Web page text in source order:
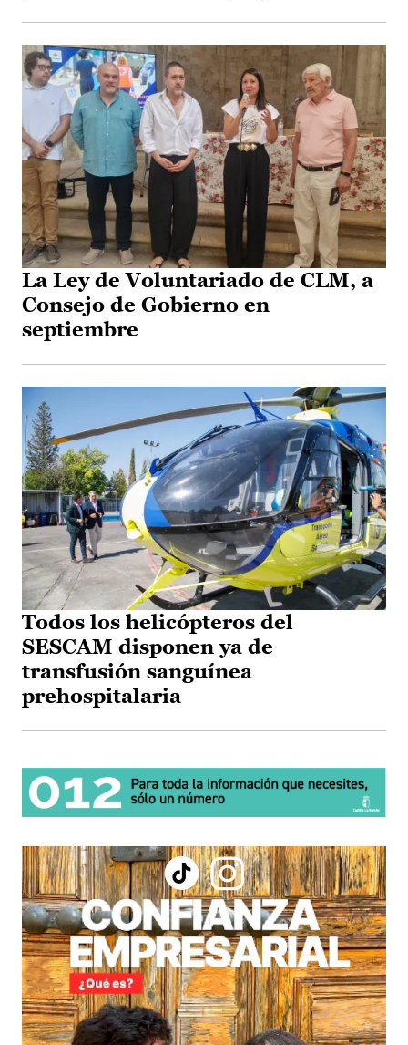
La Ley de Voluntariado de CLM, a
Consejo de Gobierno en
septiembre
Todos los helicópteros del
SESCAM disponen ya de
transfusión sanguínea
prehospitalaria